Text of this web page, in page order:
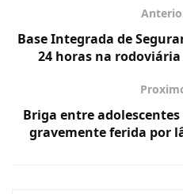
Base Integrada de
24 horas na
Briga entre
gravemente ferida por